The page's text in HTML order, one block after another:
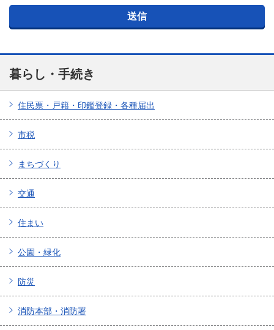
暮らし・手続き
住民票・戸籍・印鑑登録・各種届出
市税
まちづくり
交通
住まい
公園・緑化
防災
消防本部・消防署